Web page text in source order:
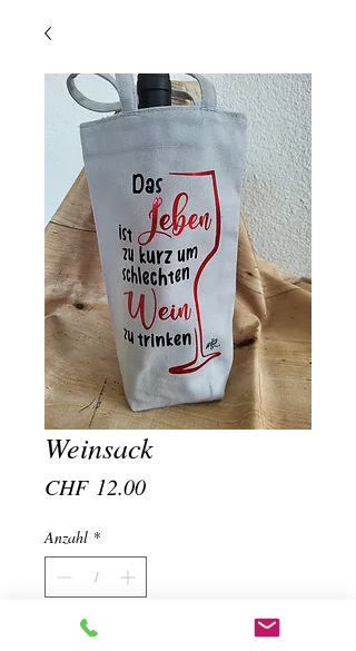
Weinsack
CHF 12.00Preis
Anzahl *